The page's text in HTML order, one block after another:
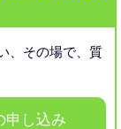
その場で、質
申し込み